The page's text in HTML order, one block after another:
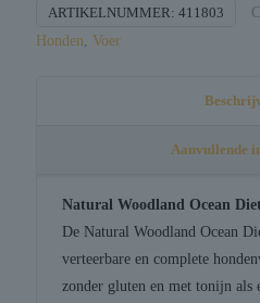
ARTIKELNUMMER: 411803
Honden, Voer
Aanvullende
Natural Woodland Ocean
De Natural Woodland Ocean
verteerbare en complete
zonder gluten en met tonijn